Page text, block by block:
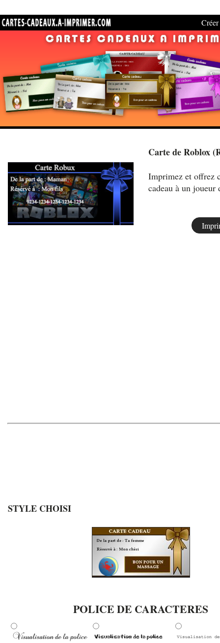
Créer
Carte de Roblox
Imprimez et offrez
cadeau à un joueur
STYLE CHOISI
POLICE DE CARACTERES